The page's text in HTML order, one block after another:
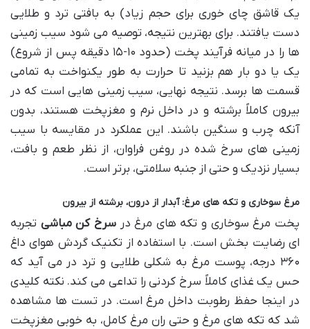
یک قاشق چای خوری برای حجم زیاد) به بافتی ترد و طلایی
دست یافتند. برای بهترین نتیجه، توصیه می شود سیب زمینی
ها را در میانه فرآیند پخت (حدود ۱۰-۱۵ دقیقه پس از شروع)
یک یا دو بار هم بزنید تا حرارت به طور یکنواخت به تمامی
قسمت ها برسد. نتیجه نهایی، سیب زمینی هایی است که در
بیرون کاملاً برشته و در داخل نرم و مغزپخت هستند، بدون
آنکه چرب و سنگین باشند. این عملکرد در مقایسه با سیب
زمینی های سرخ شده در روغن فراوان، از نظر طعم و بافت،
بسیار نزدیک و حتی از جنبه سلامتی، برتر است.
مرغ سوخاری و تکه های مرغ: آبدار از درون، برشته از بیرون
پخت مرغ سوخاری و تکه های مرغ درسرخ کن مباشی تجربه
ای رضایت بخش است. با استفاده از تکنیک گردش هوای داغ
۳۶۰ درجه، پوست مرغ به شکلی طلایی و ترد در می آید که
حس یک غذای کاملاً سرخ کردنی را تداعی می کند. نکته کلیدی
در اینجا حفظ رطوبت داخل مرغ است. در تست ها مشاهده
شد که تکه های مرغ و حتی ران مرغ کامل، به خوبی مغزپخت